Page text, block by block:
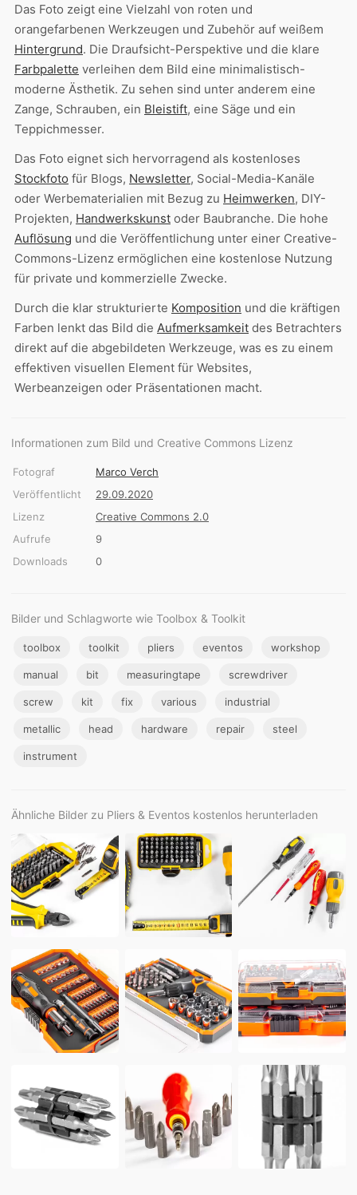
Das Foto zeigt eine Vielzahl von roten und
orangefarbenen Werkzeugen und Zubehör auf weißem
Hintergrund. Die Draufsicht-Perspektive und die klare
Farbpalette verleihen dem Bild eine minimalistisch-
moderne Ästhetik. Zu sehen sind unter anderem eine
Zange, Schrauben, ein Bleistift, eine Säge und ein
Teppichmesser.
Das Foto eignet sich hervorragend als kostenloses
Stockfoto für Blogs, Newsletter, Social-Media-Kanäle
oder Werbematerialien mit Bezug zu Heimwerken, DIY-
Projekten, Handwerkskunst oder Baubranche. Die hohe
Auflösung und die Veröffentlichung unter einer Creative-
Commons-Lizenz ermöglichen eine kostenlose Nutzung
für private und kommerzielle Zwecke.
Durch die klar strukturierte Komposition und die kräftigen
Farben lenkt das Bild die Aufmerksamkeit des Betrachters
direkt auf die abgebildeten Werkzeuge, was es zu einem
effektiven visuellen Element für Websites,
Werbeanzeigen oder Präsentationen macht.
Informationen zum Bild und Creative Commons Lizenz
Fotograf
Marco Verch
Veröffentlicht
29.09.2020
Lizenz
Creative Commons 2.0
Aufrufe
9
Downloads
0
Bilder und Schlagworte wie Toolbox & Toolkit
toolbox toolkit pliers eventos workshop
manual bit measuringtape screwdriver
screw kit fix various industrial
metallic head hardware repair steel
instrument
Ähnliche Bilder zu Pliers & Eventos kostenlos herunterladen